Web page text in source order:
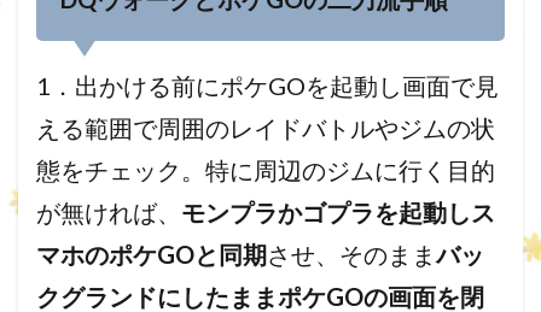
1．出かける前にポケGOを起動し画面で見
える範囲で周囲のレイドバトルやジムの状
態をチェック。特に周辺のジムに行く目的
が無ければ、 モンプラかゴプラを起動しス
マホのポケGOと同期させ、そのままバッ
クグランドにしたままポケGOの画面を閉